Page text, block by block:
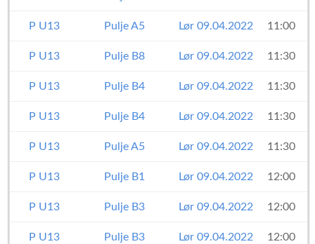
P U13 Pulje A5 Lør 09.04.2022 11:00
P U13 Pulje B8 Lør 09.04.2022 11:30
P U13 Pulje B4 Lør 09.04.2022 11:30
P U13 Pulje B4 Lør 09.04.2022 11:30
P U13 Pulje A5 Lør 09.04.2022 11:30
P U13 Pulje B1 Lør 09.04.2022 12:00
P U13 Pulje B3 Lør 09.04.2022 12:00
P U13 Pulje B3 Lør 09.04.2022 12:00